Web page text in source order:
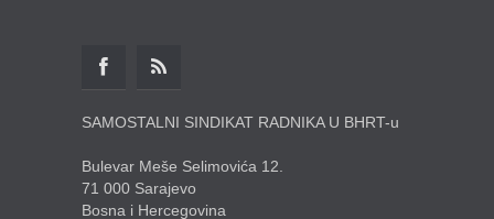
SAMOSTALNI SINDIKAT RADNIKA U BHRT-u
Bulevar Meše Selimovića 12.
71 000 Sarajevo
Bosna i Hercegovina